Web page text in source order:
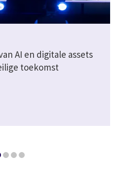
AI en digitale assets
toekomst